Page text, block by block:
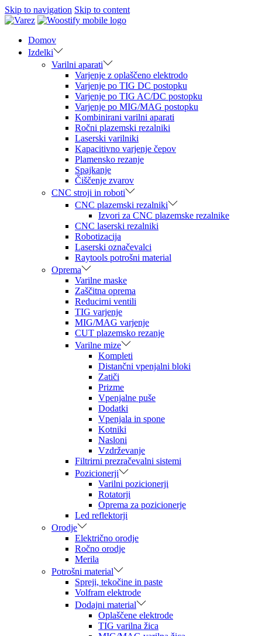
Skip to navigation Skip to content
Domov
Izdelki
Varilni aparati
Varjenje z oplaščeno elektrodo
Varjenje po TIG DC postopku
Varjenje po TIG AC/DC postopku
Varjenje po MIG/MAG postopku
Kombinirani varilni aparati
Ročni plazemski rezalniki
Laserski varilniki
Kapacitivno varjenje čepov
Plamensko rezanje
Spajkanje
Čiščenje zvarov
CNC stroji in roboti
CNC plazemski rezalniki
Izvori za CNC plazemske rezalnike
CNC laserski rezalniki
Robotizacija
Laserski označevalci
Raytools potrošni material
Oprema
Varilne maske
Zaščitna oprema
Reducirni ventili
TIG varjenje
MIG/MAG varjenje
CUT plazemsko rezanje
Varilne mize
Kompleti
Distančni vpenjalni bloki
Zatiči
Prizme
Vpenjalne puše
Dodatki
Vpenjala in spone
Kotniki
Nasloni
Vzdrževanje
Filtrirni prezračevalni sistemi
Pozicionerji
Varilni pozicionerji
Rotatorji
Oprema za pozicionerje
Led reflektorji
Orodje
Električno orodje
Ročno orodje
Merila
Potrošni material
Spreji, tekočine in paste
Volfram elektrode
Dodajni material
Oplaščene elektrode
TIG varilna žica